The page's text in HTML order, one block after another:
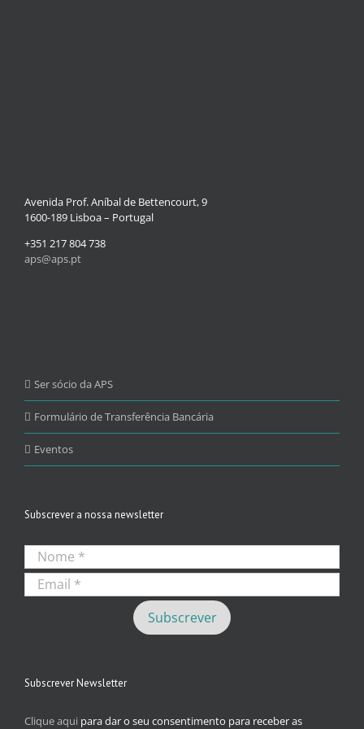
Avenida Prof. Aníbal de Bettencourt, 9
1600-189 Lisboa – Portugal
+351 217 804 738
aps@aps.pt
Ser sócio da APS
Formulário de Transferência Bancária
Eventos
Subscrever a nossa newsletter
Subscrever Newsletter
Clique aqui para dar o seu consentimento para receber as